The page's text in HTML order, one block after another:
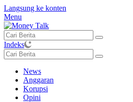
Langsung ke konten
Menu
Indeks
News
Anggaran
Korupsi
Opini